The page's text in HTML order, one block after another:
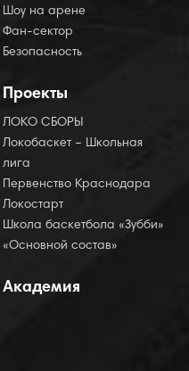
Шоу на арене
Фан-сектор
Безопасность
Проекты
ЛОКО СБОРЫ
Локобаскет – Школьная
лига
Первенство Краснодара
Локостарт
Школа баскетбола «Зубби»
«Основной состав»
Академия